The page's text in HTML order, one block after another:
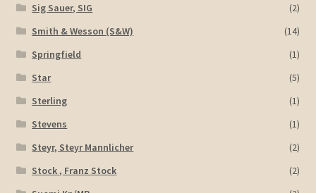
Sig Sauer, SIG
(2)
Smith & Wesson (S&W)
(14)
Springfield
(1)
Star
(5)
Sterling
(1)
Stevens
(1)
Steyr, Steyr Mannlicher
(2)
Stock , Franz Stock
(2)